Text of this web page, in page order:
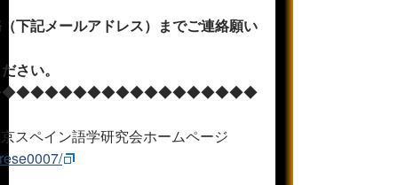
下記メールアドレス） までご連絡願い
さい。
ペイン語学研究会ホームページ
rese0007/